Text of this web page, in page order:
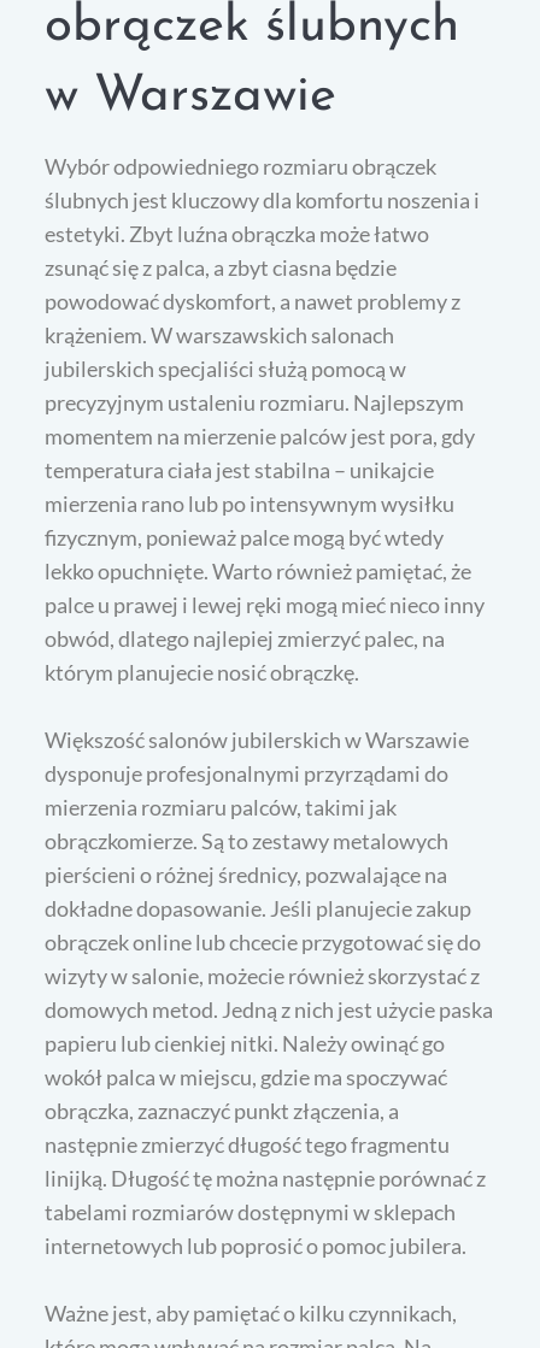
obrączek ślubnych
w Warszawie
Wybór odpowiedniego rozmiaru obrączek
ślubnych jest kluczowy dla komfortu noszenia i
estetyki. Zbyt luźna obrączka może łatwo
zsunąć się z palca, a zbyt ciasna będzie
powodować dyskomfort, a nawet problemy z
krążeniem. W warszawskich salonach
jubilerskich specjaliści służą pomocą w
precyzyjnym ustaleniu rozmiaru. Najlepszym
momentem na mierzenie palców jest pora, gdy
temperatura ciała jest stabilna – unikajcie
mierzenia rano lub po intensywnym wysiłku
fizycznym, ponieważ palce mogą być wtedy
lekko opuchnięte. Warto również pamiętać, że
palce u prawej i lewej ręki mogą mieć nieco inny
obwód, dlatego najlepiej zmierzyć palec, na
którym planujecie nosić obrączkę.
Większość salonów jubilerskich w Warszawie
dysponuje profesjonalnymi przyrządami do
mierzenia rozmiaru palców, takimi jak
obrączkomierze. Są to zestawy metalowych
pierścieni o różnej średnicy, pozwalające na
dokładne dopasowanie. Jeśli planujecie zakup
obrączek online lub chcecie przygotować się do
wizyty w salonie, możecie również skorzystać z
domowych metod. Jedną z nich jest użycie paska
papieru lub cienkiej nitki. Należy owinąć go
wokół palca w miejscu, gdzie ma spoczywać
obrączka, zaznaczyć punkt złączenia, a
następnie zmierzyć długość tego fragmentu
linijką. Długość tę można następnie porównać z
tabelami rozmiarów dostępnymi w sklepach
internetowych lub poprosić o pomoc jubilera.
Ważne jest, aby pamiętać o kilku czynnikach,